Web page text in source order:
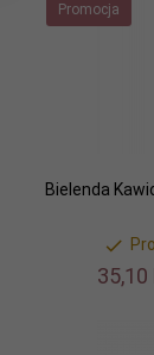
Promocja
Bielenda
35,10